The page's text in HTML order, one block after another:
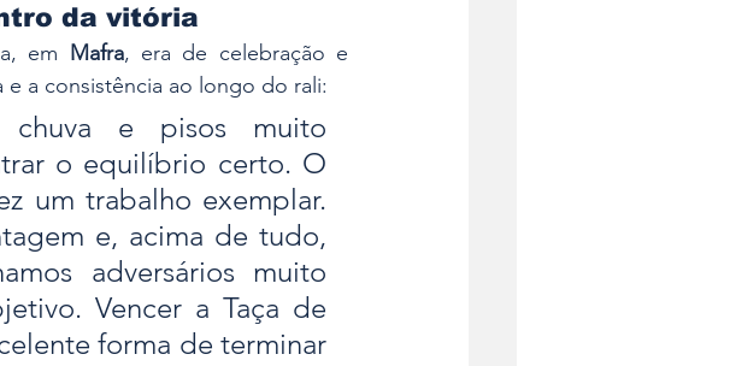
da vitória
em Mafra, era de celebração e
a consistência ao longo do rali:
e pisos muito
o equilíbrio certo. O
um trabalho exemplar.
e, acima de tudo,
adversários muito
Vencer a Taça de
forma de terminar